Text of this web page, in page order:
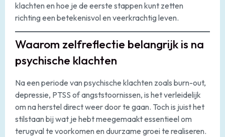
klachten en hoe je de eerste stappen kunt zetten
richting een betekenisvol en veerkrachtig leven.
Waarom zelfreflectie belangrijk is na
psychische klachten
Na een periode van psychische klachten zoals burn-out,
depressie, PTSS of angststoornissen, is het verleidelijk
om na herstel direct weer door te gaan. Toch is juist het
stilstaan bij wat je hebt meegemaakt essentieel om
terugval te voorkomen en duurzame groei te realiseren.